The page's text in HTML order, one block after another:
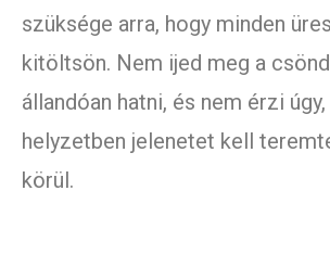
szüksége arra, hogy minden
kitöltsön. Nem ijed meg a
állandóan hatni, és nem érzi
helyzetben jelenetet kell
körül.